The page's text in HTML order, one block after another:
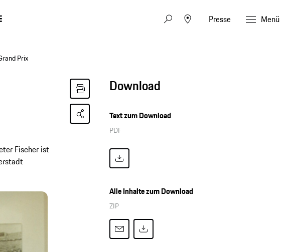
Presse Menü
Prix
Fischer ist
Download
Text zum Download
PDF
Alle Inhalte zum Download
ZIP